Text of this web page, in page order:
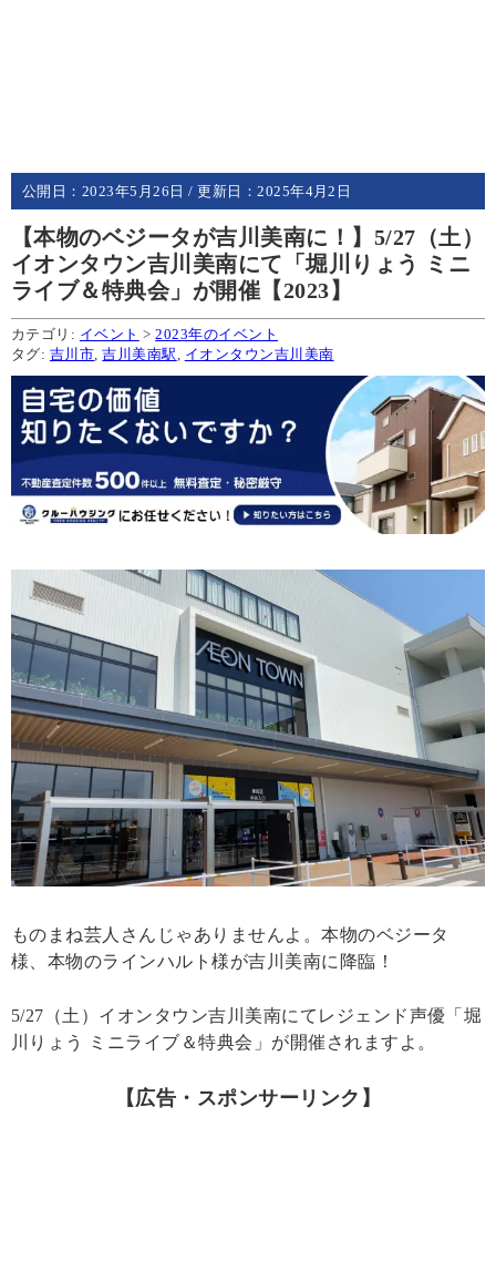
公開日： 2023年5月26日 / 更新日：2025年4月2日
【本物のベジータが吉川美南に！】5/27（土）
イオンタウン吉川美南にて「堀川りょう ミニ
ライブ＆特典会」が開催【2023】
カテゴリ: イベント >2023年のイベント
タグ: 吉川市,吉川美南駅, イオンタウン吉川美南
ものまね芸人さんじゃありませんよ。本物のベジータ
様、本物のラインハルト様が吉川美南に降臨！
5/27（土）イオンタウン吉川美南にてレジェンド声優「堀
川りょう ミニライブ＆特典会」が開催されますよ。
【広告・スポンサーリンク】